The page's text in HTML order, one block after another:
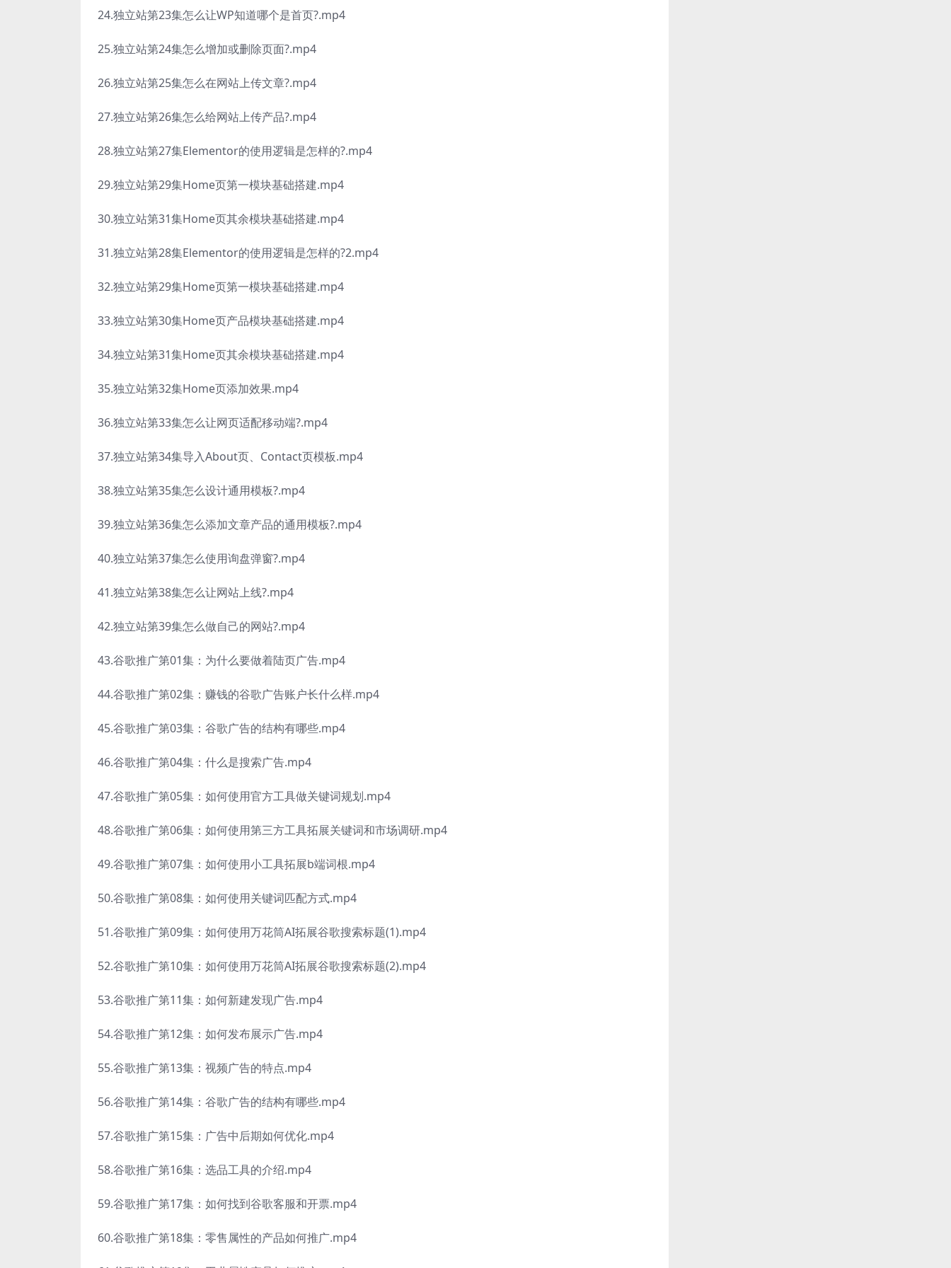
24.独立站第23集怎么让WP知道哪个是首页?.mp4
25.独立站第24集怎么增加或删除页面?.mp4
26.独立站第25集怎么在网站上传文章?.mp4
27.独立站第26集怎么给网站上传产品?.mp4
28.独立站第27集Elementor的使用逻辑是怎样的?.mp4
29.独立站第29集Home页第一模块基础搭建.mp4
30.独立站第31集Home页其余模块基础搭建.mp4
31.独立站第28集Elementor的使用逻辑是怎样的?2.mp4
32.独立站第29集Home页第一模块基础搭建.mp4
33.独立站第30集Home页产品模块基础搭建.mp4
34.独立站第31集Home页其余模块基础搭建.mp4
35.独立站第32集Home页添加效果.mp4
36.独立站第33集怎么让网页适配移动端?.mp4
37.独立站第34集导入About页、Contact页模板.mp4
38.独立站第35集怎么设计通用模板?.mp4
39.独立站第36集怎么添加文章产品的通用模板?.mp4
40.独立站第37集怎么使用询盘弹窗?.mp4
41.独立站第38集怎么让网站上线?.mp4
42.独立站第39集怎么做自己的网站?.mp4
43.谷歌推广第01集：为什么要做着陆页广告.mp4
44.谷歌推广第02集：赚钱的谷歌广告账户长什么样.mp4
45.谷歌推广第03集：谷歌广告的结构有哪些.mp4
46.谷歌推广第04集：什么是搜索广告.mp4
47.谷歌推广第05集：如何使用官方工具做关键词规划.mp4
48.谷歌推广第06集：如何使用第三方工具拓展关键词和市场调研.mp4
49.谷歌推广第07集：如何使用小工具拓展b端词根.mp4
50.谷歌推广第08集：如何使用关键词匹配方式.mp4
51.谷歌推广第09集：如何使用万花筒AI拓展谷歌搜索标题(1).mp4
52.谷歌推广第10集：如何使用万花筒AI拓展谷歌搜索标题(2).mp4
53.谷歌推广第11集：如何新建发现广告.mp4
54.谷歌推广第12集：如何发布展示广告.mp4
55.谷歌推广第13集：视频广告的特点.mp4
56.谷歌推广第14集：谷歌广告的结构有哪些.mp4
57.谷歌推广第15集：广告中后期如何优化.mp4
58.谷歌推广第16集：选品工具的介绍.mp4
59.谷歌推广第17集：如何找到谷歌客服和开票.mp4
60.谷歌推广第18集：零售属性的产品如何推广.mp4